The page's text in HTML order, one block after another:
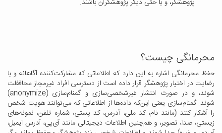
پژوهشگر، و یا حتی دیگر پژوهشگران باشند.
محرمانگی چیست؟
حفظ محرمانگی اشاره به این دارد که اطلاعاتی که مشارکت‌کننده آگاهانه و با
رضایت در اختیار پژوهشگر قرار داده است از دسترسی افراد غیرمجاز محافظت
شوند، و در صورت انتشار غیرشخصی‌سازی و گمنام‌سازی (anonymize)
شوند. گمنام‌سازی یعنی این‌که داده‌ها از اطلاعاتی که می‌توانند هویت شخص
را آشکار کنند (مانند نام، کد ملی، آدرس، کد پستی، شماره تلفن، نمونه‌های
زیستی، صدا، تصویر، و هم‌چنین اطلاعات دیجیتالی مانند آی‌پی، آدرس ایمیل،